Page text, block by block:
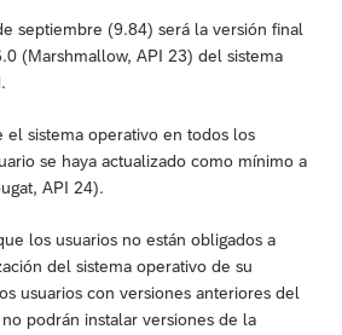
septiembre (9.84) será la versión final
(Marshmallow, API 23) del sistema
el sistema operativo en todos los
se haya actualizado como mínimo a
API 24).
los usuarios no están obligados a
del sistema operativo de su
usuarios con versiones anteriores del
podrán instalar versiones de la